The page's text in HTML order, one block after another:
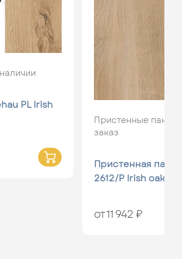
PL Irish
Пристенные
заказ
Пристенная
2612/P Irish oak
от 11 942 ₽